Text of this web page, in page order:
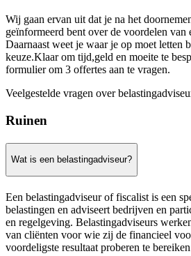
Wij gaan ervan uit dat je na het
geïnformeerd bent over de voordelen van
Daarnaast weet je waar je op moet letten
keuze.Klaar om tijd,geld en moeite te
formulier om 3 offertes aan te vragen.
Veelgestelde vragen over
Ruinen
Wat is een belastingadviseur?
Een belastingadviseur of fiscalist is een
belastingen en adviseert bedrijven en
en regelgeving. Belastingadviseurs
van cliënten voor wie zij de financieel
voordeligste resultaat proberen te